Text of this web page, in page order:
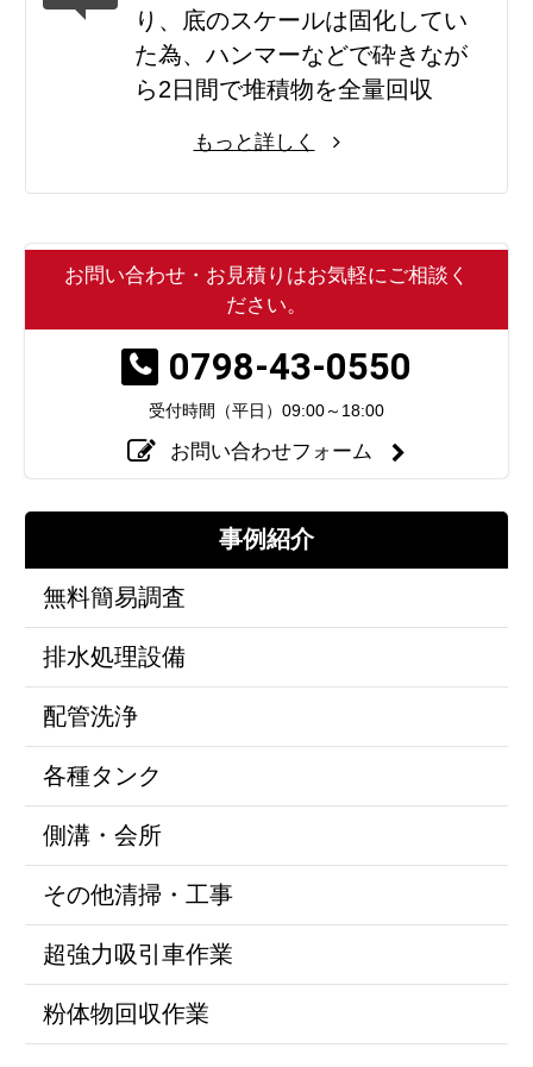
り、底のスケールは固化してい
た為、ハンマーなどで砕きなが
ら2日間で堆積物を全量回収
もっと詳しく
お問い合わせ・お見積りはお気軽にご相談く
ださい。
0798-43-0550
受付時間（平日） 09:00～18:00
お問い合わせフォーム
事例紹介
無料簡易調査
排水処理設備
配管洗浄
各種タンク
側溝・会所
その他清掃・工事
超強力吸引車作業
粉体物回収作業